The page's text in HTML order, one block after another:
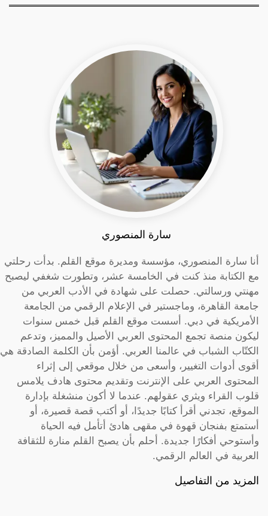
سارة المنصوري
أنا سارة المنصوري، مؤسسة ومديرة موقع القلم. بدأت رحلتي
مع الكتابة منذ كنت في الخامسة عشر، وتطورت شغفي ليصبح
مهنتي ورسالتي. حصلت على شهادة في الأدب العربي من
جامعة القاهرة، وماجستير في الإعلام الرقمي من الجامعة
الأمريكية في دبي. أسست موقع القلم قبل خمس سنوات
ليكون منصة تجمع المحتوى العربي الأصيل والمميز، وتدعم
الكتّاب الشباب في عالمنا العربي. أؤمن بأن الكلمة الصادقة هي
أقوى أدوات التغيير، وأسعى من خلال موقعي إلى إثراء
المحتوى العربي على الإنترنت وتقديم محتوى هادف يلامس
قلوب القراء ويثري عقولهم. عندما لا أكون منشغلة بإدارة
الموقع، تجدني أقرأ كتابًا جديدًا، أو أكتب قصة قصيرة، أو
أستمتع بفنجان قهوة في مقهى هادئ أتأمل فيه الحياة
وأستوحي أفكارًا جديدة. أحلم بأن يصبح القلم منارة للثقافة
العربية في العالم الرقمي.
المزيد من التفاصيل